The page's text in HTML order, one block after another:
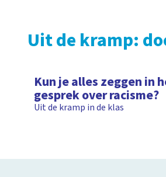
Uit de kramp:
Kun je alles zeggen in
gesprek over racisme?
Uit de kramp in de klas